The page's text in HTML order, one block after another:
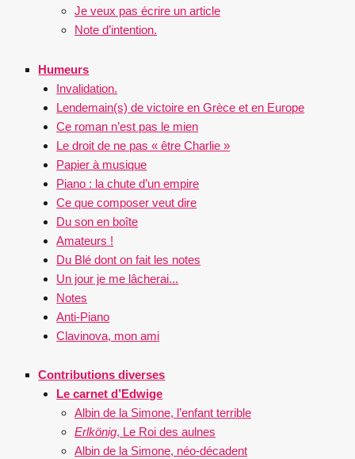
Je veux pas écrire un article
Note d’intention.
Humeurs
Invalidation.
Lendemain(s) de victoire en Grèce et en Europe
Ce roman n’est pas le mien
Le droit de ne pas « être Charlie »
Papier à musique
Piano : la chute d’un empire
Ce que composer veut dire
Du son en boîte
Amateurs !
Du Blé dont on fait les notes
Un jour je me lâcherai...
Notes
Anti-Piano
Clavinova, mon ami
Contributions diverses
Le carnet d’Edwige
Albin de la Simone, l’enfant terrible
Erlkönig, Le Roi des aulnes
Albin de la Simone, néo-décadent